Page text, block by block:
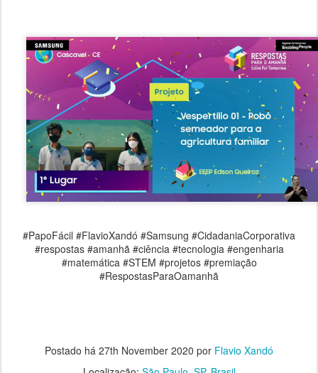
#PapoFácil #FlavioXandó #Samsung #CidadaniaCorporativa
#respostas #amanhã #ciência #tecnologia #engenharia
#matemática #STEM #projetos #premiação
#RespostasParaOamanhã
Postado há 27th November 2020 por Flavio Xandó